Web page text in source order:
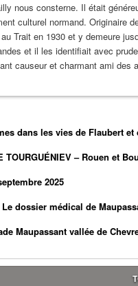
nous consterne. Il était
culturel normand. Originaire
Trait en 1930 et y demeure
et il les identifiait avec
causeur et charmant ami des
dans les vies de Flaubert et
TOURGUÉNIEV – Rouen et
2025
dossier médical de
Maupassant vallée de